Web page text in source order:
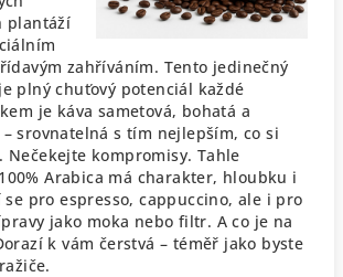
plantáží
zahříváním. Tento jedinečný
plný chuťový potenciál každé
je káva sametová, bohatá a
srovnatelná s tím nejlepším, co si
Nečekejte kompromisy. Tahle
Arabica má charakter, hloubku i
pro espresso, cappuccino, ale i pro
jako moka nebo filtr. A co je na
k vám čerstvá – téměř jako byste